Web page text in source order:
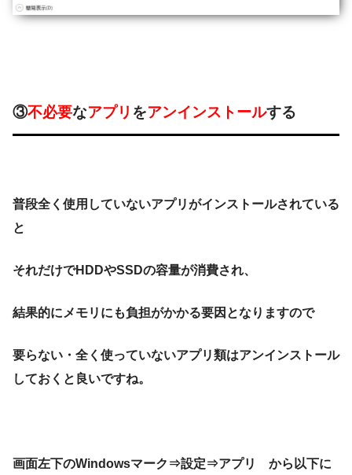
③不必要なアプリ をアンインストールする
普段全く使用していないアプリがインストールされている
と
それだけでHDDやSSDの容量が消費され、
結果的にメモリにも負担がかかる要因となりますので
要らない・全く使っていないアプリ類はアンインストール
しておくと良いですね。
画面左下のWindowsマーク⇒設定⇒アプリ から以下に